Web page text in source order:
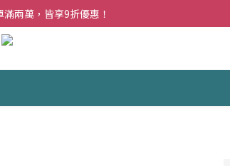
金額【贈】乾燥玫瑰乙束
兩萬，皆享9折優惠！
金額【贈】乾燥玫瑰乙束